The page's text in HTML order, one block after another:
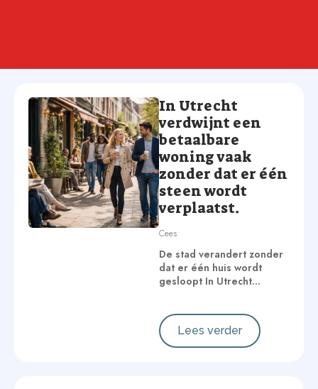
In Utrecht
verdwijnt een
betaalbare
woning vaak
zonder dat er één
steen wordt
verplaatst.
Cees
De stad verandert zonder
dat er één huis wordt
gesloopt In Utrecht…
Lees verder